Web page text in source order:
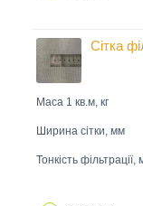
Сітка
Маса 1 кв.м, кг
Ширина сітки, мм
Тонкість фільтрації,